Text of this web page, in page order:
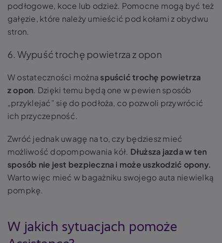
podłogowe, koce lub odzież. Pomocne mogą być też
gałęzie, które należy umieścić pod kołami z obydwu
stron.
6. Wypuść trochę powietrza z opon
W ostateczności można spuścić trochę powietrza
z opon. Dzięki temu będą one w pewien sposób
„przyklejać” się do podłoża, co pozwoli przywrócić
ich przyczepność.
Zwróć jednak uwagę na to, czy będziesz mieć
możliwość dopompowania kół. Dłuższa jazda w ten
sposób nie jest bezpieczna i może uszkodzić opony.
Warto więc mieć w bagażniku swojego auta niewielką
pompkę.
W jakich sytuacjach pomoże